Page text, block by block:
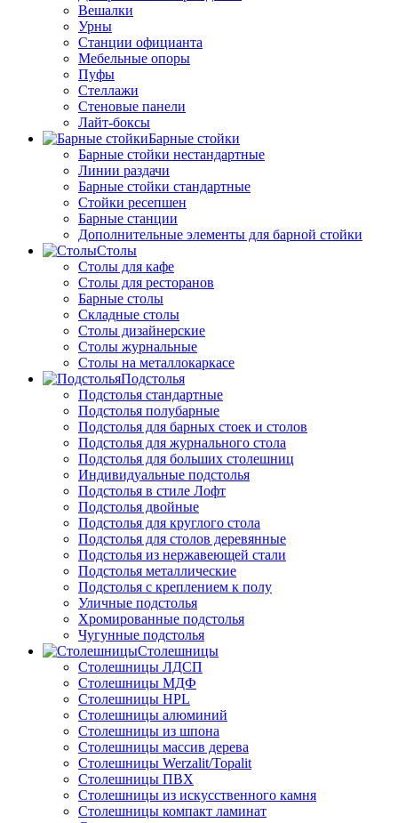
Вешалки
Урны
Станции официанта
Мебельные опоры
Пуфы
Стеллажи
Стеновые панели
Лайт-боксы
Барные стойки
Барные стойки нестандартные
Линии раздачи
Барные стойки стандартные
Стойки ресепшен
Барные станции
Дополнительные элементы для барной стойки
Столы
Столы для кафе
Столы для ресторанов
Барные столы
Складные столы
Столы дизайнерские
Столы журнальные
Столы на металлокаркасе
Подстолья
Подстолья стандартные
Подстолья полубарные
Подстолья для барных стоек и столов
Подстолья для журнального стола
Подстолья для больших столешниц
Индивидуальные подстолья
Подстолья в стиле Лофт
Подстолья двойные
Подстолья для круглого стола
Подстолья для столов деревянные
Подстолья из нержавеющей стали
Подстолья металлические
Подстолья с креплением к полу
Уличные подстолья
Хромированные подстолья
Чугунные подстолья
Столешницы
Столешницы ЛДСП
Столешницы МДФ
Столешницы HPL
Столешницы алюминий
Столешницы из шпона
Столешницы массив дерева
Столешницы Werzalit/Topalit
Столешницы ПВХ
Столешницы из искусственного камня
Столешницы компакт ламинат